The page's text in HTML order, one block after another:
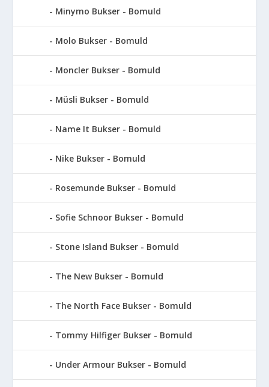
Minymo Bukser - Bomuld
Molo Bukser - Bomuld
Moncler Bukser - Bomuld
Müsli Bukser - Bomuld
Name It Bukser - Bomuld
Nike Bukser - Bomuld
Rosemunde Bukser - Bomuld
Sofie Schnoor Bukser - Bomuld
Stone Island Bukser - Bomuld
The New Bukser - Bomuld
The North Face Bukser - Bomuld
Tommy Hilfiger Bukser - Bomuld
Under Armour Bukser - Bomuld